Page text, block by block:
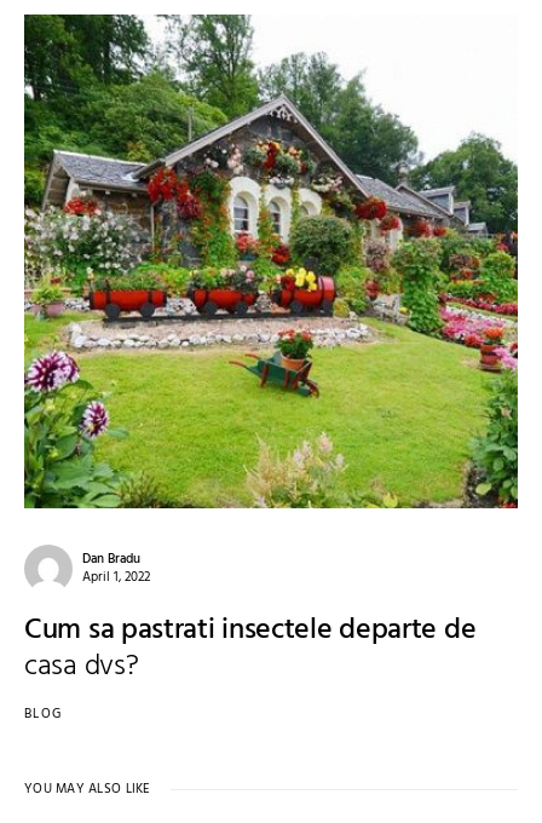
Dan Bradu
April 1, 2022
Cum sa pastrati insectele departe de
casa dvs?
BLOG
YOU MAY ALSO LIKE